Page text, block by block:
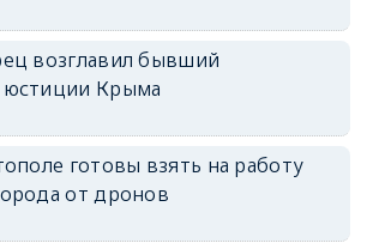
erid: 2SDnjdPjgYS
возглавил бывший
юстиции Крыма
готовы взять на работу
от дронов